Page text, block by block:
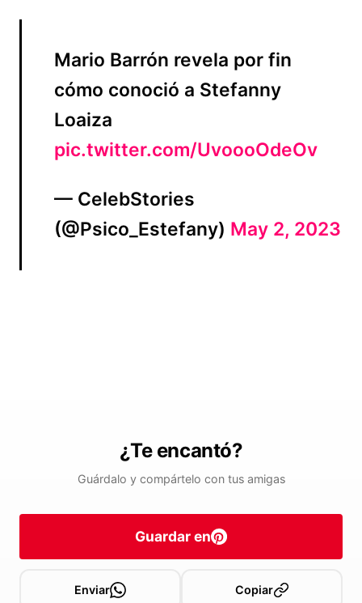
Mario Barrón revela por fin
cómo conoció a Stefanny
Loaiza
pic.twitter.com/UvoooOdeOv
— CelebStories
(@Psico_Estefany) May 2, 2023
¿Te encantó?
Guárdalo y compártelo con tus amigas
Guardar en
Enviar Copiar